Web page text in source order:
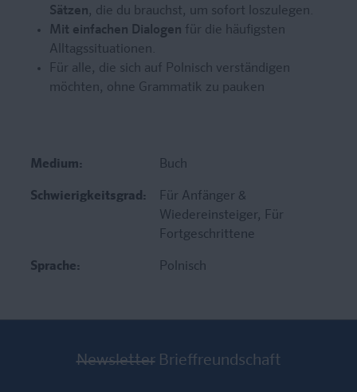
Sätzen, die du brauchst, um sofort loszulegen.
Mit einfachen Dialogen für die häufigsten
Alltagssituationen.
Für alle, die sich auf Polnisch verständigen
möchten, ohne Grammatik zu pauken
Medium: Buch
Schwierigkeitsgrad:
Für Anfänger &
Wiedereinsteiger, Für
Fortgeschrittene
Sprache: Polnisch
Newsletter Brieffreundschaft